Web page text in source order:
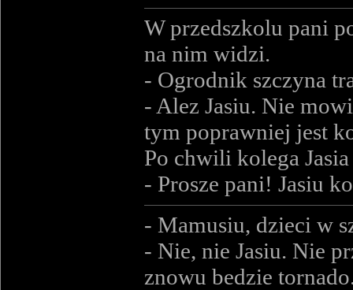
W przedszkolu pani
na nim widzi.
- Ogrodnik szczyna
- Alez Jasiu. Nie
tym poprawniej jest
Po chwili kolega
- Prosze pani! Jasiu
- Mamusiu, dzieci w
- Nie, nie Jasiu. Nie
znowu bedzie